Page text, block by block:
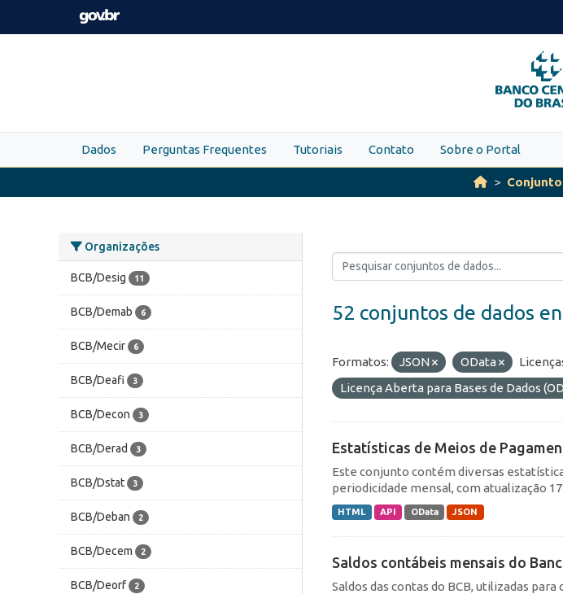
Skip to main content
PARA
O
Dados Perguntas Frequentes Tutoriais Contato Sobre o Portal
Organizações
BCB/Desig 11
BCB/Demab 6
BCB/Mecir 6
BCB/Deafi 3
BCB/Decon 3
BCB/Derad 3
BCB/Dstat 3
BCB/Deban 2
BCB/Decem 2
BCB/Deorf 2
52 conjuntos de dados
Formatos: JSON OData
Licença Aberta para Bases de Dados
Estatísticas de Meios de
Este conjunto contém diversas
periodicidade mensal, com atualização
HTML API OData JSON
Saldos contábeis mensais do
Saldos das contas do BCB, utilizadas